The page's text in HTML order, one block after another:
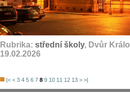
Rubrika: střední školy, Dvůr
19.02.2026
|< < 3 4 5 6 7 8 9 10 11 12 13 > >|